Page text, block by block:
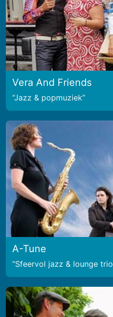
Vera And Friends
Jazz & popmuziek
A-Tune
Sfeervol jazz & lounge trio